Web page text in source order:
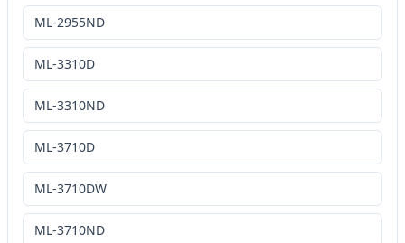
ML-2955ND
ML-3310D
ML-3310ND
ML-3710D
ML-3710DW
ML-3710ND